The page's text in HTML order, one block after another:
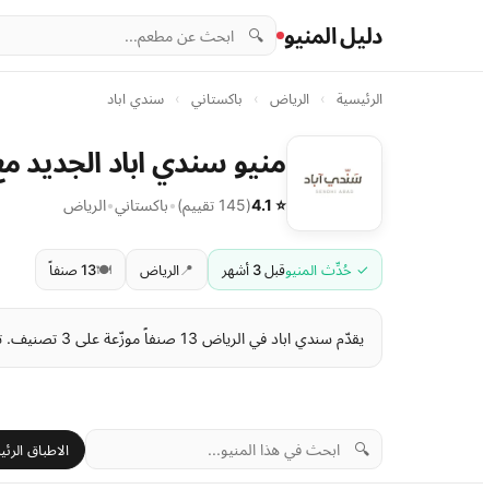
دليل المنيو 🔍
الرئيسية › الرياض › باكستاني › سندي اباد
منيو سندي اباد الجديد
⭐ 4.1 (145 تقييم) •باكستاني•الرياض
✓ حُدِّث المنيوقبل 3 أشهر 📍الرياض 🍽️13 صنفاً
يقدّم سندي اباد في الرياض 13 صنفاً موزّعة على 3 تصنيف. تبدأ الأسعار من 2 ر.س وتصل إلى 83 ر.س . آخر تحديث للمنيو: قبل 3 أشهر.
🔍 الاطباق